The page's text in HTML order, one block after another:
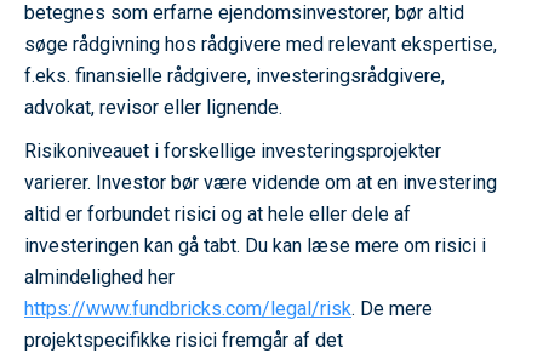
betegnes som erfarne ejendomsinvestorer, bør altid
søge rådgivning hos rådgivere med relevant ekspertise,
f.eks. finansielle rådgivere, investeringsrådgivere,
advokat, revisor eller lignende.
Risikoniveauet i forskellige investeringsprojekter
varierer. Investor bør være vidende om at en investering
altid er forbundet risici og at hele eller dele af
investeringen kan gå tabt. Du kan læse mere om risici i
almindelighed her
https://www.fundbricks.com/legal/risk. De mere
projektspecifikke risici fremgår af det